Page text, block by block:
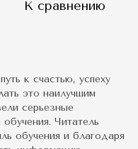
К сравнению
к счастью, успеху
это наилучшим
серьезные
Читатель
обучения и благодаря